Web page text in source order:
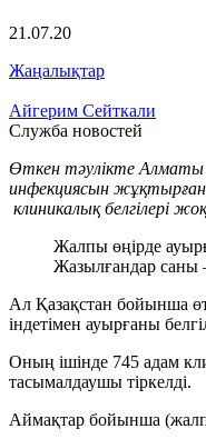
21.07.20
Жаңалықтар
Айгерим Сейткали
Служба новостей
Өткен тәулікте Алматы
инфекциясын жұқтырған
клиникалық белгілері
Жалпы өңірде
Жазылғандар саны
Ал Қазақстан бойынша
індетімен ауырғаны
Оның ішінде 745 адам
тасымалдаушы тіркелді.
Аймақтар бойынша